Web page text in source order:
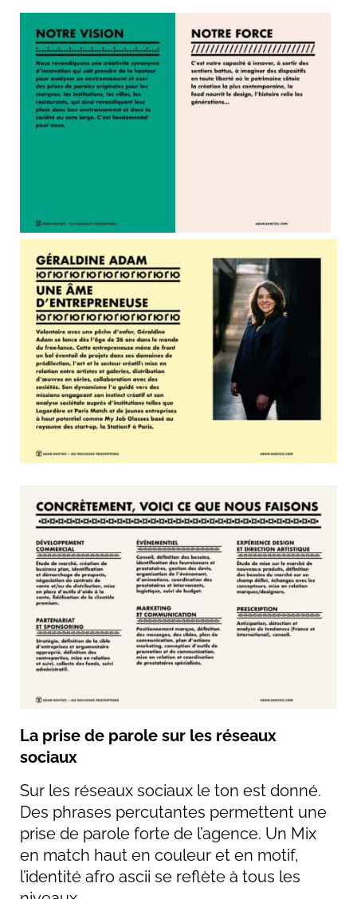
La prise de parole sur les réseaux
sociaux
Sur les réseaux sociaux le ton est donné.
Des phrases percutantes permettent une
prise de parole forte de l’agence. Un Mix
en match haut en couleur et en motif,
l’identité afro ascii se reflète à tous les